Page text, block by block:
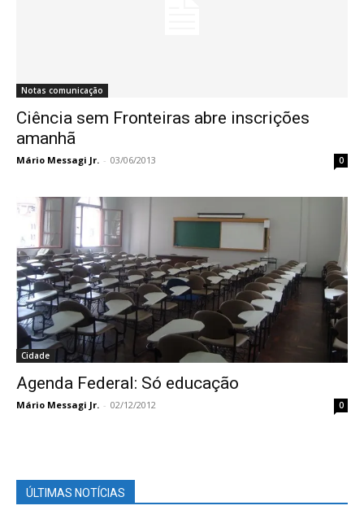
Notas comunicação
Ciência sem Fronteiras abre inscrições
amanhã
Mário Messagi Jr. - 03/06/2013 0
Cidade
Agenda Federal: Só educação
Mário Messagi Jr. - 02/12/2012 0
ÚLTIMAS NOTÍCIAS